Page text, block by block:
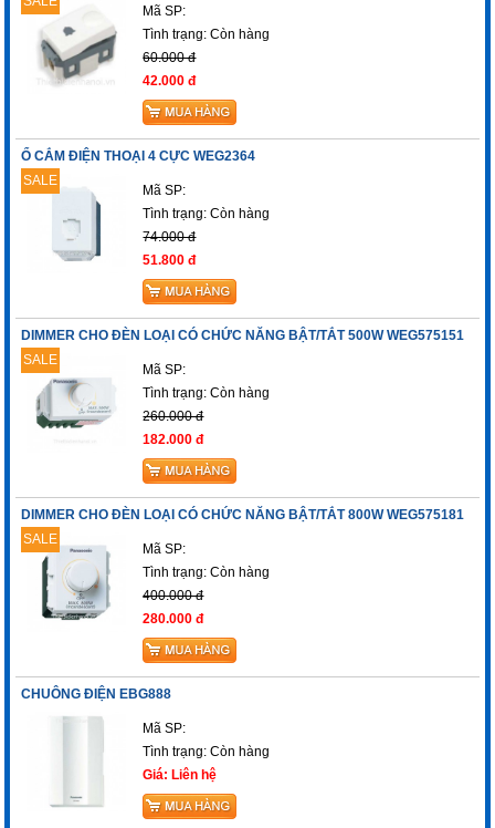
Mã SP:
Tình trạng:Còn hàng
60.000 đ
42.000 đ
Ổ CẮM ĐIỆN THOẠI 4 CỰC WEG2364
SALE
Mã SP:
Tình trạng:Còn hàng
74.000 đ
51.800 đ
DIMMER CHO ĐÈN LOẠI CÓ CHỨC NĂNG BẬT/TẮT 500W WEG575151
SALE
Mã SP:
Tình trạng:Còn hàng
260.000 đ
182.000 đ
DIMMER CHO ĐÈN LOẠI CÓ CHỨC NĂNG BẬT/TẮT 800W WEG575181
SALE
Mã SP:
Tình trạng:Còn hàng
400.000 đ
280.000 đ
CHUÔNG ĐIỆN EBG888
Mã SP:
Tình trạng:Còn hàng
Giá: Liên hệ